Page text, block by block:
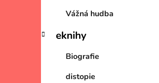
n
e
Vážná hudba
eknihy
Biografie
distopie